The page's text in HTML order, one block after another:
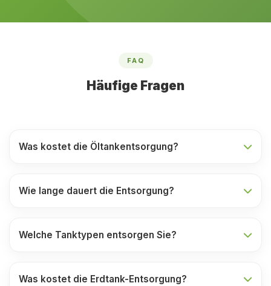
FAQ
Häufige Fragen
Was kostet die Öltankentsorgung?
Wie lange dauert die Entsorgung?
Welche Tanktypen entsorgen Sie?
Was kostet die Erdtank-Entsorgung?